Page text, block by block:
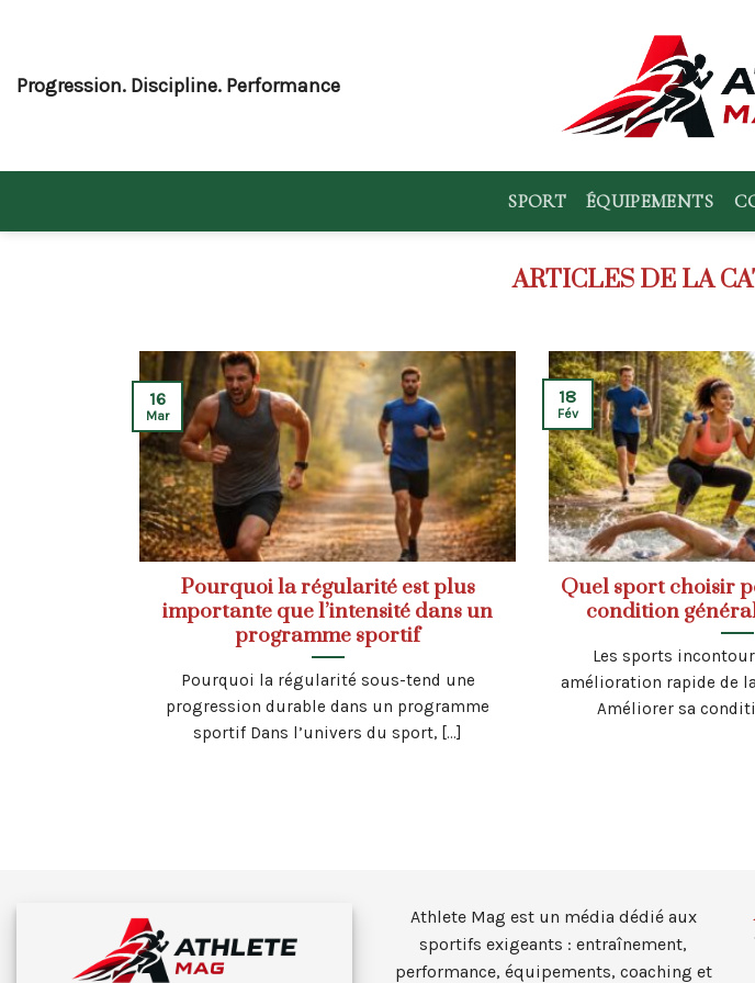
content
Progression. Discipline. Performance
SPORT ÉQUIPEMENTS
Pourquoi la régularité est plus
importante que l’intensité dans un
programme sportif
Pourquoi la régularité sous-tend une
progression durable dans un programme
sportif Dans l’univers du sport, [...]
16
Mar
Quel sport choisir
condition
Les sports
amélioration rapide de
Améliorer sa
18
Fév
Athlete Mag est un média dédié aux
sportifs exigeants : entraînement,
performance, équipements, coaching et